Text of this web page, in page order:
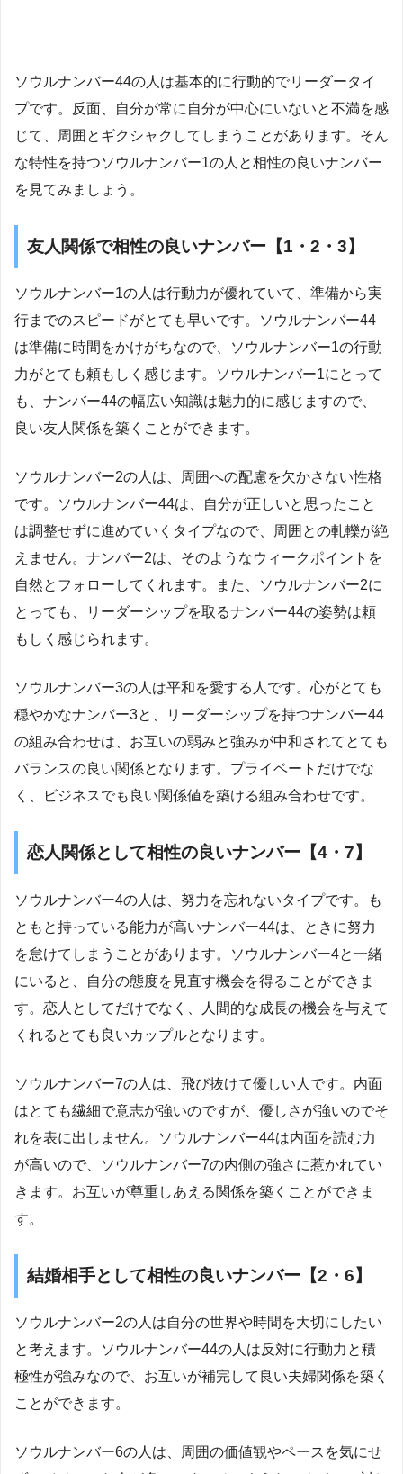
ソウルナンバー44の人は基本的に行動的でリーダータイ
プです。反面、自分が常に自分が中心にいないと不満を感
じて、周囲とギクシャクしてしまうことがあります。そん
な特性を持つソウルナンバー1の人と相性の良いナンバー
を見てみましょう。
友人関係で相性の良いナンバー【1・2・3】
ソウルナンバー1の人は行動力が優れていて、準備から実
行までのスピードがとても早いです。ソウルナンバー44
は準備に時間をかけがちなので、ソウルナンバー1の行動
力がとても頼もしく感じます。ソウルナンバー1にとって
も、ナンバー44の幅広い知識は魅力的に感じますので、
良い友人関係を築くことができます。
ソウルナンバー2の人は、周囲への配慮を欠かさない性格
です。ソウルナンバー44は、自分が正しいと思ったこと
は調整せずに進めていくタイプなので、周囲との軋轢が絶
えません。ナンバー2は、そのようなウィークポイントを
自然とフォローしてくれます。また、ソウルナンバー2に
とっても、リーダーシップを取るナンバー44の姿勢は頼
もしく感じられます。
ソウルナンバー3の人は平和を愛する人です。心がとても
穏やかなナンバー3と、リーダーシップを持つナンバー44
の組み合わせは、お互いの弱みと強みが中和されてとても
バランスの良い関係となります。プライベートだけでな
く、ビジネスでも良い関係値を築ける組み合わせです。
恋人関係として相性の良いナンバー【4・7】
ソウルナンバー4の人は、努力を忘れないタイプです。も
ともと持っている能力が高いナンバー44は、ときに努力
を怠けてしまうことがあります。ソウルナンバー4と一緒
にいると、自分の態度を見直す機会を得ることができま
す。恋人としてだけでなく、人間的な成長の機会を与えて
くれるとても良いカップルとなります。
ソウルナンバー7の人は、飛び抜けて優しい人です。内面
はとても繊細で意志が強いのですが、優しさが強いのでそ
れを表に出しません。ソウルナンバー44は内面を読む力
が高いので、ソウルナンバー7の内側の強さに惹かれてい
きます。お互いが尊重しあえる関係を築くことができま
す。
結婚相手として相性の良いナンバー【2・6】
ソウルナンバー2の人は自分の世界や時間を大切にしたい
と考えます。ソウルナンバー44の人は反対に行動力と積
極性が強みなので、お互いが補完して良い夫婦関係を築く
ことができます。
ソウルナンバー6の人は、周囲の価値観やペースを気にせ